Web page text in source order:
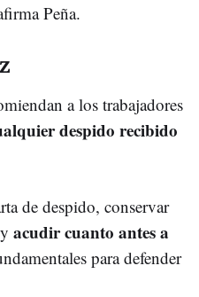
Peña.
a los trabajadores
despido recibido
de despido, conservar
acudir cuanto antes a
para defender